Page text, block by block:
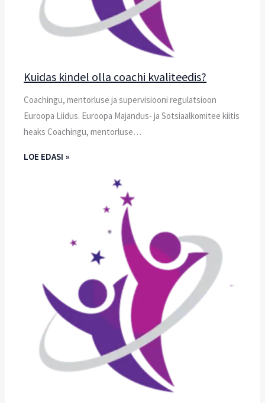
Kuidas kindel olla coachi kvaliteedis?
Coachingu, mentorluse ja supervisiooni regulatsioon
Euroopa Liidus. Euroopa Majandus- ja Sotsiaalkomitee kiitis
heaks Coachingu, mentorluse…
LOE EDASI »